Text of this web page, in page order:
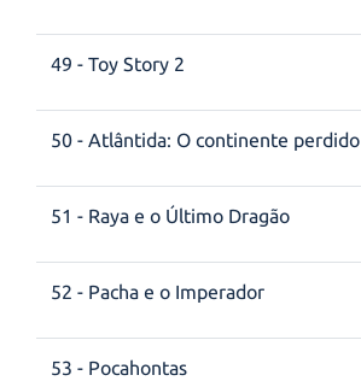
49 - Toy Story 2
50 - Atlântida: O continente perdido
51 - Raya e o Último Dragão
52 - Pacha e o Imperador
53 - Pocahontas